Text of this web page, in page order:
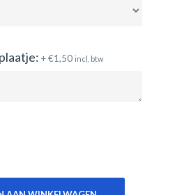
+€1,50 incl. btw